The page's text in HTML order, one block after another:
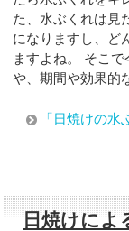
た、水ぶくれは見
になりますし、ど
ますよね。 そこ
や、期間や効果的
「日焼けの
日焼けによ